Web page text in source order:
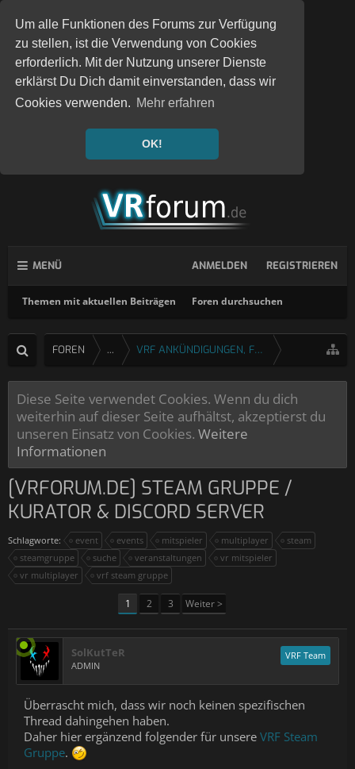
Um alle Funktionen des Forums zur Verfügung
zu stellen, ist die Verwendung von Cookies
erforderlich. Mit der Nutzung unserer Dienste
erklärst Du Dich damit einverstanden, dass wir
Cookies verwenden. Mehr erfahren
OK!
MENÜ
Themen mit aktuellen Beiträgen Foren durchsuchen
ANMELDEN REGISTRIEREN
FOREN ... VRF ANKÜNDIGUNGEN, FEEDBACK & FRAGEN
Diese Seite verwendet Cookies. Wenn du dich
weiterhin auf dieser Seite aufhältst, akzeptierst du
unseren Einsatz von Cookies. Weitere
Informationen
[VRFORUM.DE] STEAM GRUPPE /
KURATOR & DISCORD SERVER
Schlagworte: event events mitspieler multiplayer
steam
steamgruppe
suche veranstaltungen
vr mitspieler
vr multiplayer
vrf steam gruppe
1 2 3 Weiter >
SolKutTeR
ADMIN
VRF Team
Überrascht mich, dass wir noch keinen spezifischen
Thread dahingehen haben.
Daher hier ergänzend folgender für unsere VRF Steam
Gruppe.